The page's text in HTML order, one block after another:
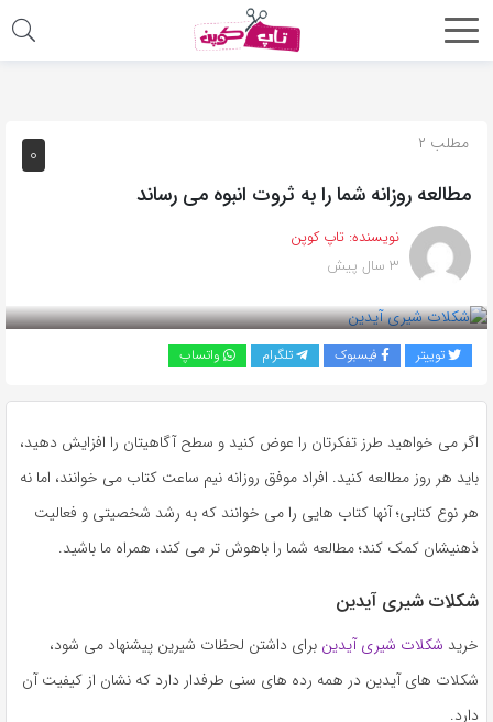
اشتراک
از
روش‌های
زیر
می‌توانید
این
صفحه
با
دوستان
خود
بگذارید.
کپی
۰ مطلب ۲
مطالعه روزانه شما را به ثروت انبوه می رساند
نویسنده: تاپ کوپن
۳ سال پیش
توییتر فیسبوک تلگرام واتساپ
اگر می‌ خواهید طرز تفکرتان را عوض کنید و سطح آگاهیتان را افزایش دهید،
باید هر روز مطالعه کنید. افراد موفق روزانه نیم ساعت کتاب می‌ خوانند، اما نه
هر نوع کتابی؛ آنها کتاب‌ هایی را می‌ خوانند که به رشد شخصیتی و فعالیت
ذهنیشان کمک کند؛ مطالعه شما را باهوش‌ تر می‌ کند، همراه ما باشید.
شکلات شیری آیدین
خرید شکلات شیری آیدین برای داشتن لحظات شیرین پیشنهاد می شود،
شکلات های آیدین در همه رده های سنی طرفدار دارد که نشان از کیفیت آن
دارد.